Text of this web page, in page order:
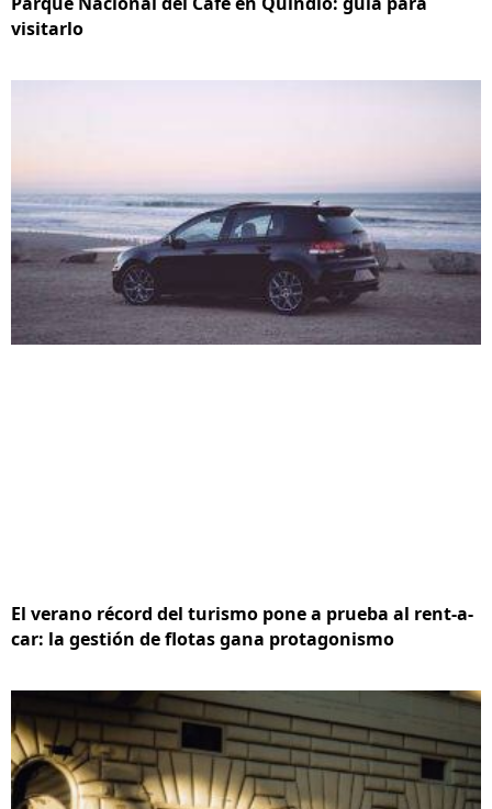
visitarlo
El verano récord del turismo pone a prueba al rent-a-
car: la gestión de flotas gana protagonismo